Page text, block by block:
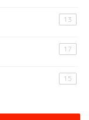
13
17
15